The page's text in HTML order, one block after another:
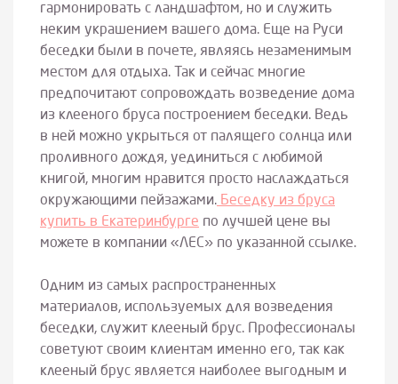
гармонировать с ландшафтом, но и служить
неким украшением вашего дома. Еще на Руси
беседки были в почете, являясь незаменимым
местом для отдыха. Так и сейчас многие
предпочитают сопровождать возведение дома
из клееного бруса построением беседки. Ведь
в ней можно укрыться от палящего солнца или
проливного дождя, уединиться с любимой
книгой, многим нравится просто наслаждаться
окружающими пейзажами. Беседку из бруса
купить в Екатеринбурге по лучшей цене вы
можете в компании «ЛЕС» по указанной ссылке.
Одним из самых распространенных
материалов, используемых для возведения
беседки, служит клееный брус. Профессионалы
советуют своим клиентам именно его, так как
клееный брус является наиболее выгодным и